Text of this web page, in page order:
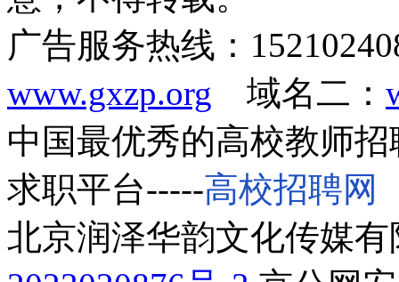
广告服务热线：
www.gxzp.org 域名二：
中国最优秀的高校教师
求职平台-----高校招聘网
北京润泽华韵文化传媒